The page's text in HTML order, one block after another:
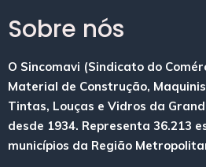
Sobre nós
O Sincomavi (Sindicato do
Material de Construção,
Tintas, Louças e Vidros da
desde 1934. Representa 36.213
municípios da Região